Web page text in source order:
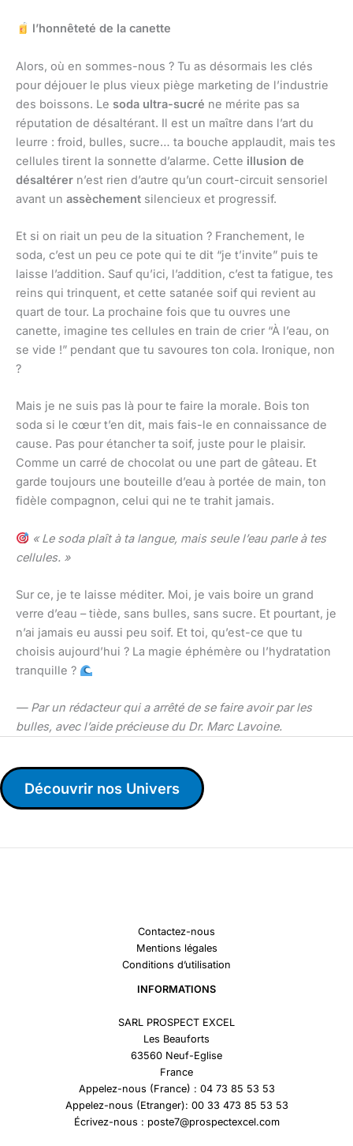
l’honnêteté de la canette
Alors, où en sommes-nous ? Tu as désormais les clés
pour déjouer le plus vieux piège marketing de l’industrie
des boissons. Le soda ultra-sucré ne mérite pas sa
réputation de désaltérant. Il est un maître dans l’art du
leurre : froid, bulles, sucre… ta bouche applaudit, mais tes
cellules tirent la sonnette d’alarme. Cette illusion de
désaltérer n’est rien d’autre qu’un court-circuit sensoriel
avant un assèchement silencieux et progressif.
Et si on riait un peu de la situation ? Franchement, le
soda, c’est un peu ce pote qui te dit “je t’invite” puis te
laisse l’addition. Sauf qu’ici, l’addition, c’est ta fatigue, tes
reins qui trinquent, et cette satanée soif qui revient au
quart de tour. La prochaine fois que tu ouvres une
canette, imagine tes cellules en train de crier “À l’eau, on
se vide !” pendant que tu savoures ton cola. Ironique, non
?
Mais je ne suis pas là pour te faire la morale. Bois ton
soda si le cœur t’en dit, mais fais-le en connaissance de
cause. Pas pour étancher ta soif, juste pour le plaisir.
Comme un carré de chocolat ou une part de gâteau. Et
garde toujours une bouteille d’eau à portée de main, ton
fidèle compagnon, celui qui ne te trahit jamais.
« Le soda plaît à ta langue, mais seule l’eau parle à tes
cellules. »
Sur ce, je te laisse méditer. Moi, je vais boire un grand
verre d’eau – tiède, sans bulles, sans sucre. Et pourtant, je
n’ai jamais eu aussi peu soif. Et toi, qu’est-ce que tu
choisis aujourd’hui ? La magie éphémère ou l’hydratation
tranquille ?
— Par un rédacteur qui a arrêté de se faire avoir par les
bulles, avec l’aide précieuse du Dr. Marc Lavoine.
Découvrir nos Univers
Contactez-nous
Mentions légales
Conditions d’utilisation
INFORMATIONS
SARL PROSPECT EXCEL
Les Beauforts
63560 Neuf-Eglise
France
Appelez-nous (France) : 04 73 85 53 53
Appelez-nous (Etranger): 00 33 473 85 53 53
Écrivez-nous : poste7@prospectexcel.com